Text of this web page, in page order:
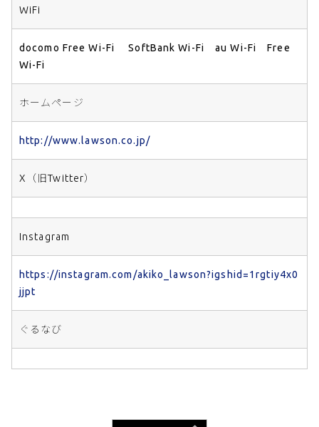
WiFi
docomo Free Wi-Fi SoftBank Wi-Fi au Wi-Fi Free
Wi-Fi
ホームページ
http://www.lawson.co.jp/
X（旧Twitter）
Instagram
https://instagram.com/akiko_lawson?igshid=1rgtiy4x0
jjpt
ぐるなび